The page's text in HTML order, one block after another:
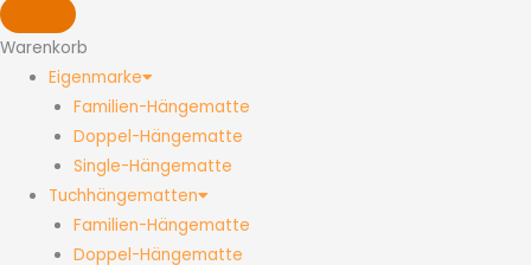
Warenkorb
Eigenmarke
Familien-Hängematte
Doppel-Hängematte
Single-Hängematte
Tuchhängematten
Familien-Hängematte
Doppel-Hängematte